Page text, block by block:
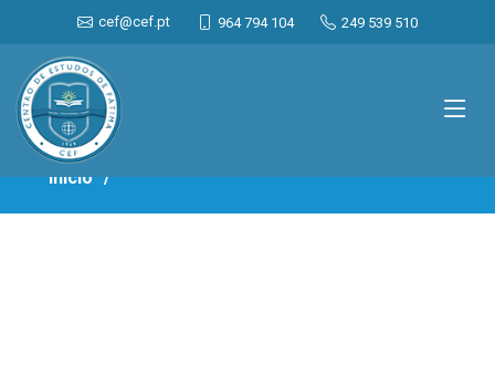
cef@cef.pt 964 794 104 249 539 510
Início